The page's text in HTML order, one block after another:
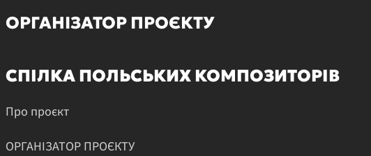
ОРГАНІЗАТОР ПРОЄКТУ
СПІЛКА ПОЛЬСЬКИХ КОМПОЗИТОРІВ
Про проєкт
ОРГАНІЗАТОР ПРОЄКТУ